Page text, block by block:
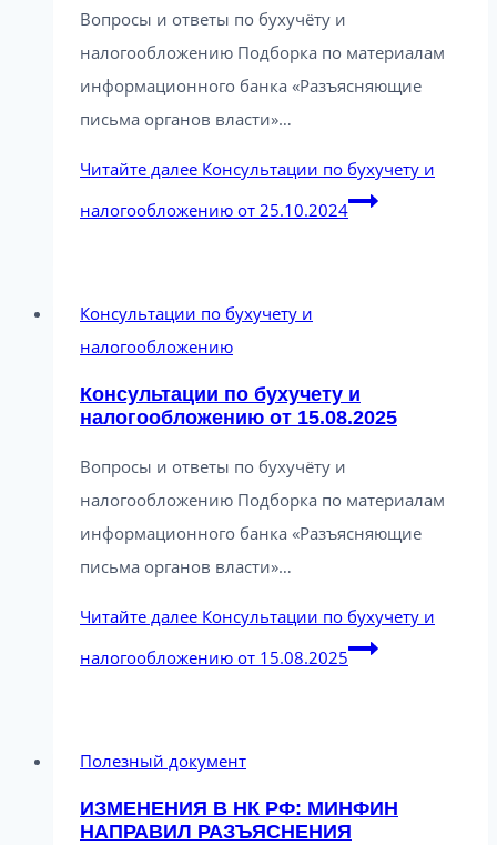
Вопросы и ответы по бухучёту и
налогообложению Подборка по материалам
информационного банка «Разъясняющие
письма органов власти»…
Читайте далее Консультации по бухучету и
налогообложению от 25.10.2024
Консультации по бухучету и
налогообложению
Консультации по бухучету и
налогообложению от 15.08.2025
Вопросы и ответы по бухучёту и
налогообложению Подборка по материалам
информационного банка «Разъясняющие
письма органов власти»…
Читайте далее Консультации по бухучету и
налогообложению от 15.08.2025
Полезный документ
ИЗМЕНЕНИЯ В НК РФ: МИНФИН
НАПРАВИЛ РАЗЪЯСНЕНИЯ